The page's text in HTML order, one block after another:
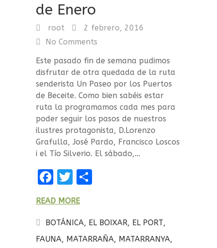
de Enero
root
2 febrero, 2016
No Comments
Este pasado fin de semana pudimos
disfrutar de otra quedada de la ruta
senderista Un Paseo por los Puertos
de Beceite. Como bien sabéis estar
ruta la programamos cada mes para
poder seguir los pasos de nuestros
ilustres protagonista, D.Lorenzo
Grafulla, José Pardo, Francisco Loscos
i el Tío Silverio. El sábado,…
F
ce
b
o
T
it
te
r
p
a
READ MORE
BOTÁNICA, EL BOIXAR, EL PORT,
FAUNA, MATARRAÑA, MATARRANYA,